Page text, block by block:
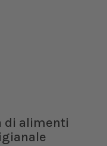
di alimenti